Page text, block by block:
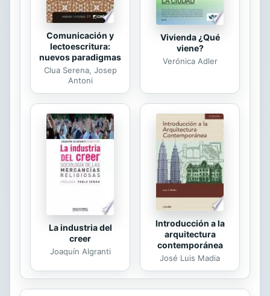
Comunicación y
lectoescritura:
nuevos paradigmas
Clua Serena, Josep
Antoni
Vivienda ¿Qué
viene?
Verónica Adler
La industria del
creer
Joaquín Algranti
Introducción a la
arquitectura
contemporánea
José Luis Madia